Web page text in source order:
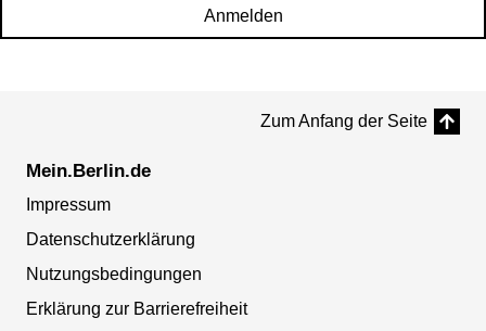
Anmelden
Zum Anfang der Seite
Mein.Berlin.de
Impressum
Datenschutzerklärung
Nutzungsbedingungen
Erklärung zur Barrierefreiheit